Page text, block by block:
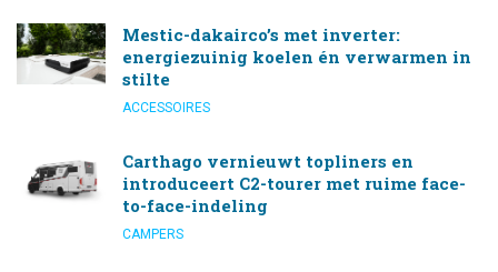
Mestic-dakairco’s met inverter:
energiezuinig koelen én verwarmen in
stilte
ACCESSOIRES
Carthago vernieuwt topliners en
introduceert C2-tourer met ruime face-
to-face-indeling
CAMPERS